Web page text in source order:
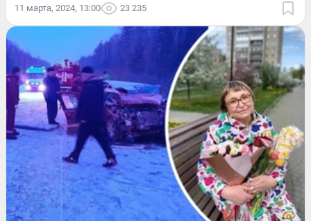
11 марта, 2024, 13:00 23 235